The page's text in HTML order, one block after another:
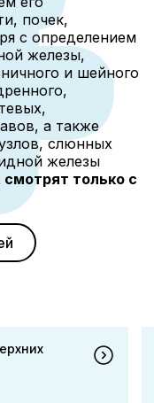
почек,
с определением
железы,
и шейного
а также
слюнных
железы
только с